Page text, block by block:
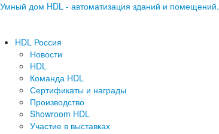
Умный дом HDL - автоматизация зданий и помещений.
HDL Россия
Новости
HDL
Команда HDL
Сертификаты и награды
Производство
Showroom HDL
Участие в выставках